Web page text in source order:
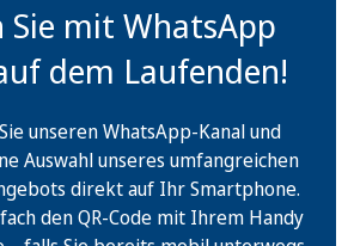
Sie mit WhatsApp
dem Laufenden!
unseren WhatsApp-Kanal und
Auswahl unseres umfangreichen
direkt auf Ihr Smartphone.
den QR-Code mit Ihrem Handy